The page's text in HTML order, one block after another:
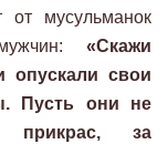
от мусульманок
«Скажи
свои
Пусть они не
прикрас, за